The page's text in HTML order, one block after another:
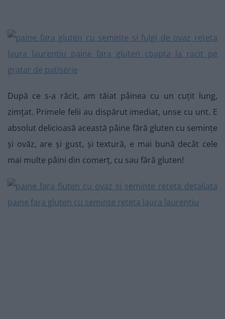
După ce s-a răcit, am tăiat pâinea cu un cuțit lung,
zimțat. Primele felii au dispărut imediat, unse cu unt. E
absolut delicioasă această pâine fără gluten cu semințe
și ovăz, are și gust, și textură, e mai bună decât cele
mai multe pâini din comerț, cu sau fără gluten!